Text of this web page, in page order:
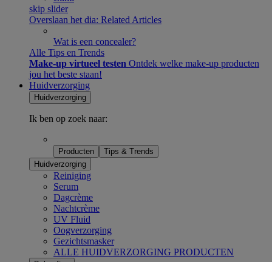
skip slider
Overslaan het dia: Related Articles
Wat is een concealer?
Alle Tips en Trends
Make-up virtueel testen Ontdek welke make-up producten
jou het beste staan!​
Huidverzorging
Huidverzorging
Ik ben op zoek naar:
Producten
Tips & Trends
Huidverzorging
Reiniging
Serum
Dagcrème
Nachtcrème
UV Fluid
Oogverzorging
Gezichtsmasker
ALLE HUIDVERZORGING PRODUCTEN